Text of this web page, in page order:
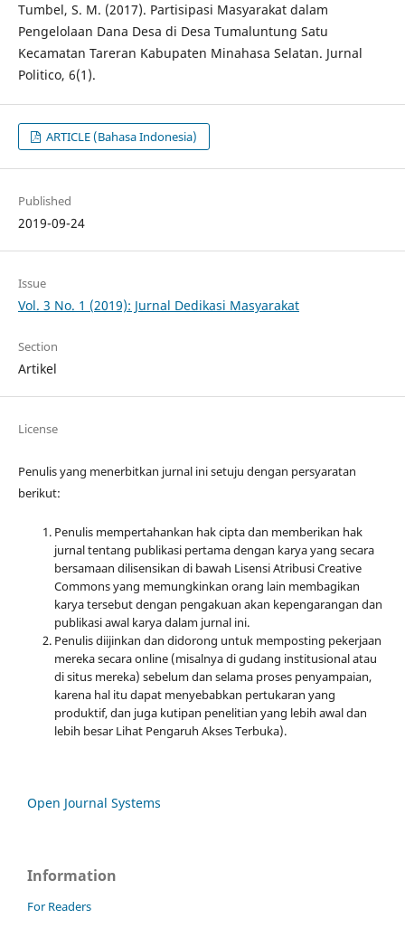
Tumbel, S. M. (2017). Partisipasi Masyarakat dalam
Pengelolaan Dana Desa di Desa Tumaluntung Satu
Kecamatan Tareran Kabupaten Minahasa Selatan. Jurnal
Politico, 6(1).
ARTICLE (Bahasa Indonesia)
Published
2019-09-24
Issue
Vol. 3 No. 1 (2019): Jurnal Dedikasi Masyarakat
Section
Artikel
License
Penulis yang menerbitkan jurnal ini setuju dengan persyaratan
berikut:
Penulis mempertahankan hak cipta dan memberikan hak
jurnal tentang publikasi pertama dengan karya yang secara
bersamaan dilisensikan di bawah Lisensi Atribusi Creative
Commons yang memungkinkan orang lain membagikan
karya tersebut dengan pengakuan akan kepengarangan dan
publikasi awal karya dalam jurnal ini.
Penulis diijinkan dan didorong untuk memposting pekerjaan
mereka secara online (misalnya di gudang institusional atau
di situs mereka) sebelum dan selama proses penyampaian,
karena hal itu dapat menyebabkan pertukaran yang
produktif, dan juga kutipan penelitian yang lebih awal dan
lebih besar Lihat Pengaruh Akses Terbuka).
Open Journal Systems
Information
For Readers